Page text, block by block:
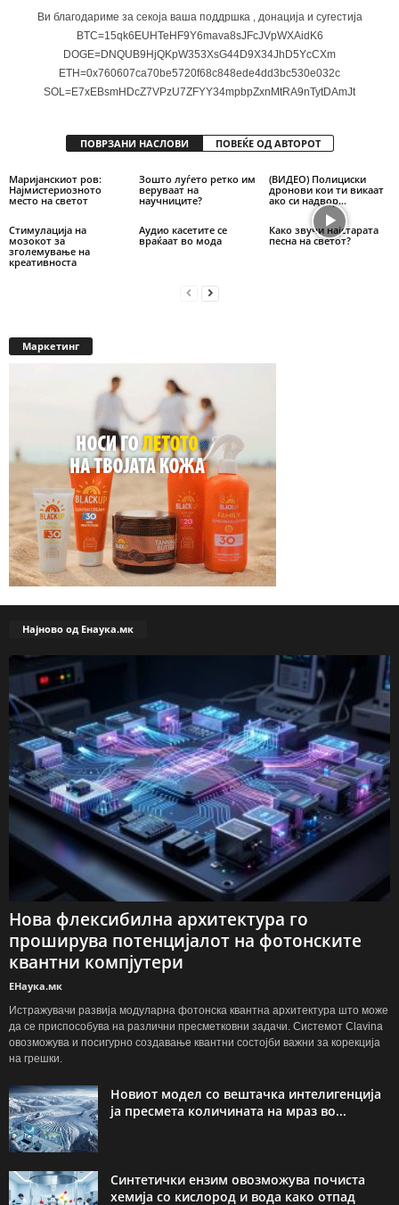
Ви благодариме за секоја ваша поддршка , донација и сугестија
BTC=15qk6EUHTeHF9Y6mava8sJFcJVpWXAidK6
DOGE=DNQUB9HjQKpW353XsG44D9X34JhD5YcCXm
ETH=0x760607ca70be5720f68c848ede4dd3bc530e032c
SOL=E7xEBsmHDcZ7VPzU7ZFYY34mpbpZxnMtRA9nTytDAmJt
ПОВРЗАНИ НАСЛОВИ ПОВЕЌЕ ОД АВТОРОТ
Маријанскиот ров:
Најмистериозното
место на светот
Зошто луѓето ретко им
веруваат на
научниците?
(ВИДЕО) Полициски
дронови кои ти викаат
ако си надвор…
Стимулација на
мозокот за
зголемување на
креативноста
Аудио касетите се
враќаат во мода
Како звучи најстарата
песна на светот?
Маркетинг
Најново од Енаука.мк
Нова флексибилна архитектура го
проширува потенцијалот на фотонските
квантни компјутери
ЕНаука.мк
Истражувачи развија модуларна фотонска квантна архитектура што може
да се приспособува на различни пресметковни задачи. Системот Clavina
овозможува и посигурно создавање квантни состојби важни за корекција
на грешки.
Новиот модел со вештачка интелигенција
ја пресмета количината на мраз во...
Синтетички ензим овозможува почиста
хемија со кислород и вода како отпад